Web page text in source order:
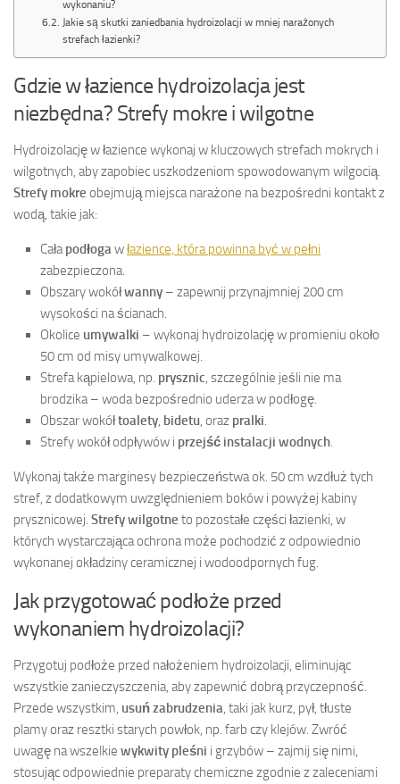
wykonaniu?
Jakie są skutki zaniedbania hydroizolacji w mniej narażonych
strefach łazienki?
Gdzie w łazience hydroizolacja jest
niezbędna? Strefy mokre i wilgotne
Hydroizolację w łazience wykonaj w kluczowych strefach mokrych i
wilgotnych, aby zapobiec uszkodzeniom spowodowanym wilgocią.
Strefy mokre obejmują miejsca narażone na bezpośredni kontakt z
wodą, takie jak:
Cała podłoga włazience, która powinna być w pełni
zabezpieczona.
Obszary wokółwanny – zapewnij przynajmniej 200 cm
wysokości na ścianach.
Okolice umywalki – wykonaj hydroizolację w promieniu około
50 cm od misy umywalkowej.
Strefa kąpielowa, np. prysznic , szczególnie jeśli nie ma
brodzika – woda bezpośrednio uderza w podłogę.
Obszar wokółtoalety bidetu , oraz pralki
Strefy wokół odpływów i przejść instalacji wodnych
Wykonaj także marginesy bezpieczeństwa ok. 50 cm wzdłuż tych
stref, z dodatkowym uwzględnieniem boków i powyżej kabiny
prysznicowej. Strefy wilgotne to pozostałe części łazienki, w
których wystarczająca ochrona może pochodzić z odpowiednio
wykonanej okładziny ceramicznej i wodoodpornych fug.
Jak przygotować podłoże przed
wykonaniem hydroizolacji?
Przygotuj podłoże przed nałożeniem hydroizolacji, eliminując
wszystkie zanieczyszczenia, aby zapewnić dobrą przyczepność.
Przede wszystkim, usuń zabrudzenia , taki jak kurz, pył, tłuste
plamy oraz resztki starych powłok, np. farb czy klejów. Zwróć
uwagę na wszelkie wykwity pleśni i grzybów – zajmij się nimi,
stosując odpowiednie preparaty chemiczne zgodnie z zaleceniami